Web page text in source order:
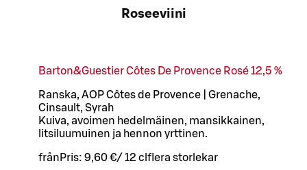
Roseeviini
Barton&Guestier Côtes De Provence Rosé 12,5 %
Ranska, AOP Côtes de Provence | Grenache,
Cinsault, Syrah
Kuiva, avoimen hedelmäinen, mansikkainen,
litsiluumuinen ja hennon yrttinen.
från Pris: 9,60 €/ 12 cl flera storlekar